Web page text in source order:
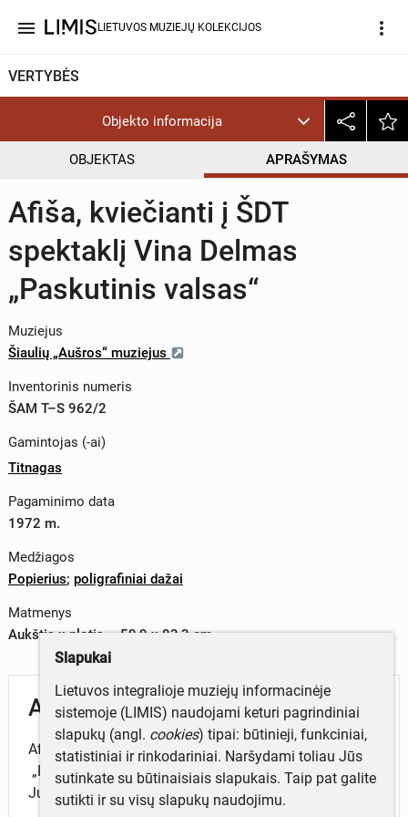
menu LIETUVOS MUZIEJŲ KOLEKCIJOS more_vert
VERTYBĖS
Objekto informacija
OBJEKTAS APRAŠYMAS
Afiša, kviečianti į ŠDT
spektaklį Vina Delmas
„Paskutinis valsas“
Muziejus
Šiaulių „Aušros“ muziejus
Inventorinis numeris
ŠAM T–S 962/2
Gamintojas (-ai)
Titnagas
Pagaminimo data
1972 m.
Medžiagos
Popierius; poligrafiniai dažai
Matmenys
Aukštis x plotis – 59,9 x 83,3 cm
Aprašymas
Afiša, kviečianti į ŠDT spektaklį Vina Delmas
„Paskutinis valsas“. Rež. Kazys Tumkevičius, dail.
Juozas Jankus.
Slapukai
Lietuvos integralioje muziejų informacinėje
sistemoje (LIMIS) naudojami keturi pagrindiniai
slapukų (angl. cookies) tipai: būtinieji, funkciniai,
statistiniai ir rinkodariniai. Naršydami toliau Jūs
sutinkate su būtinaisiais slapukais. Taip pat galite
sutikti ir su visų slapukų naudojimu.